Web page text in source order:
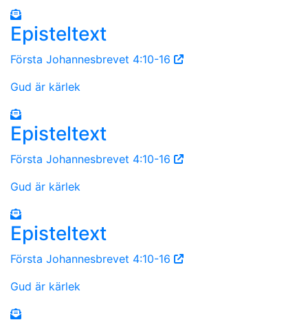
Episteltext
Första Johannesbrevet 4:10-16
Gud är kärlek
Episteltext
Första Johannesbrevet 4:10-16
Gud är kärlek
Episteltext
Första Johannesbrevet 4:10-16
Gud är kärlek